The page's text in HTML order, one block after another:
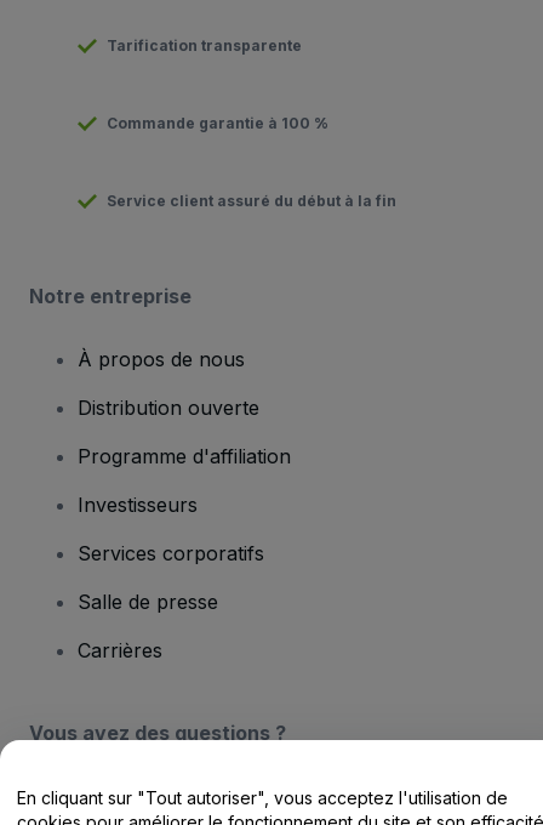
Tarification transparente
Commande garantie à 100 %
Service client assuré du début à la fin
Notre entreprise
À propos de nous
Distribution ouverte
Programme d'affiliation
Investisseurs
Services corporatifs
Salle de presse
Carrières
Vous avez des questions ?
Centre d'assistance / Nous contacter
En cliquant sur "Tout autoriser", vous acceptez l'utilisation de